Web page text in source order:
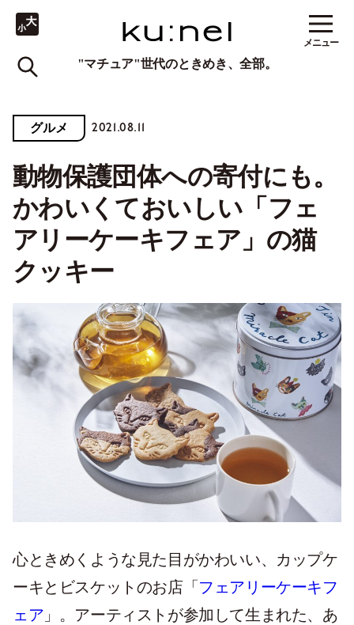
"マチュア"世代のときめき、全部。
メニュー
グルメ 2021.08.11
動物保護団体への寄付にも。
かわいくておいしい「フェ
アリーケーキフェア」の猫
クッキー
心ときめくような見た目がかわいい、カップケ
ーキとビスケットのお店「 フェアリーケーキフ
ェア 」。アーティストが参加して生まれた、あ